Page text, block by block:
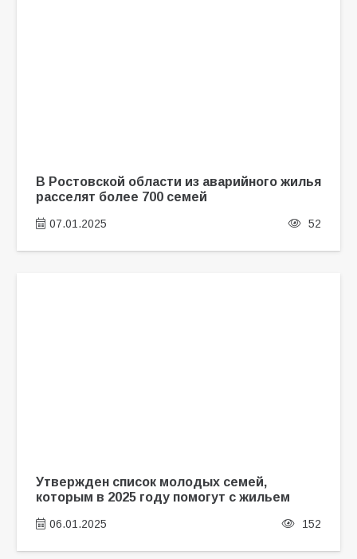
В Ростовской области из аварийного жилья
расселят более 700 семей
07.01.2025 52
Утвержден список молодых семей,
которым в 2025 году помогут с жильем
06.01.2025 152